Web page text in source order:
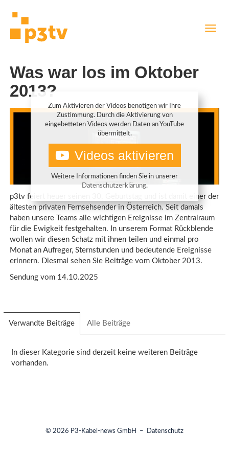
Was war los im Oktober
2013?
Zum Aktivieren der Videos benötigen wir Ihre
Zustimmung. Durch die Aktivierung von
eingebetteten Videos werden Daten an YouTube
übermittelt.
Videos aktivieren
Weitere Informationen finden Sie in unserer
Datenschutzerklärung.
p3tv feiert heuer seinen 30. Geburtstag und ist damit einer der
ältesten privaten Fernsehsender in Österreich. Seit damals
haben unsere Teams alle wichtigen Ereignisse im Zentralraum
für die Ewigkeit festgehalten. In unserem Format Rückblende
wollen wir diesen Schatz mit ihnen teilen und einmal pro
Monat an Aufreger, Sternstunden und bedeutende Ereignisse
erinnern. Diesmal sehen Sie Beiträge vom Oktober 2013.
Sendung vom 14.10.2025
Verwandte Beiträge (aktiver
Reiter)
Alle Beiträge
In dieser Kategorie sind derzeit keine weiteren Beiträge
vorhanden.
© 2026 P3-Kabel-news GmbH – Datenschutz